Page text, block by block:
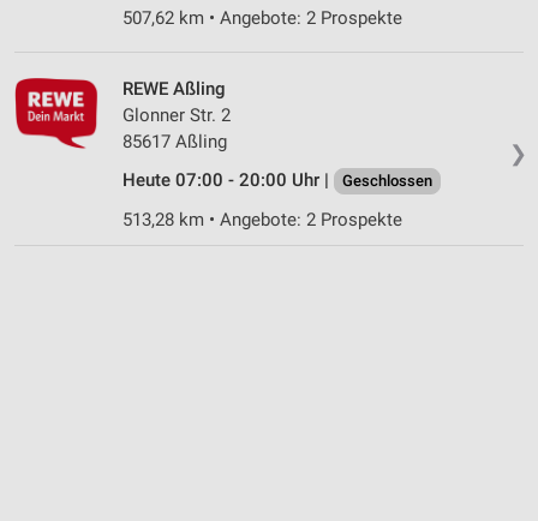
507,62 km • Angebote: 2 Prospekte
❯
REWE Aßling
Glonner Str. 2
85617 Aßling
Heute 07:00 - 20:00 Uhr |
Geschlossen
513,28 km • Angebote: 2 Prospekte